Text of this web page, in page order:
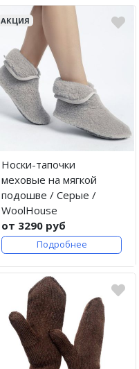
АКЦИЯ
Носки-тапочки
меховые на мягкой
подошве / Серые /
WoolHouse
от 3290 руб
Подробнее